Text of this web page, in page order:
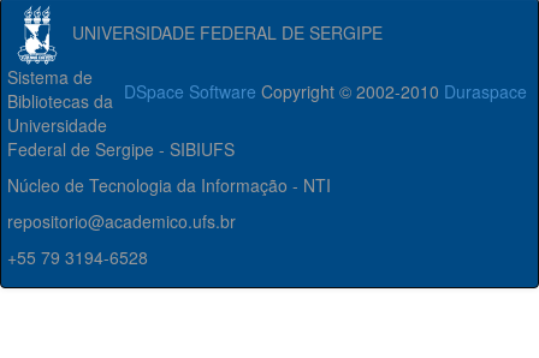
UNIVERSIDADE FEDERAL DE SERGIPE
DSpace Software Copyright © 2002-2010 Duraspace
Sistema de
Bibliotecas da
Universidade
Federal de Sergipe - SIBIUFS
Núcleo de Tecnologia da Informação - NTI
repositorio@academico.ufs.br
+55 79 3194-6528